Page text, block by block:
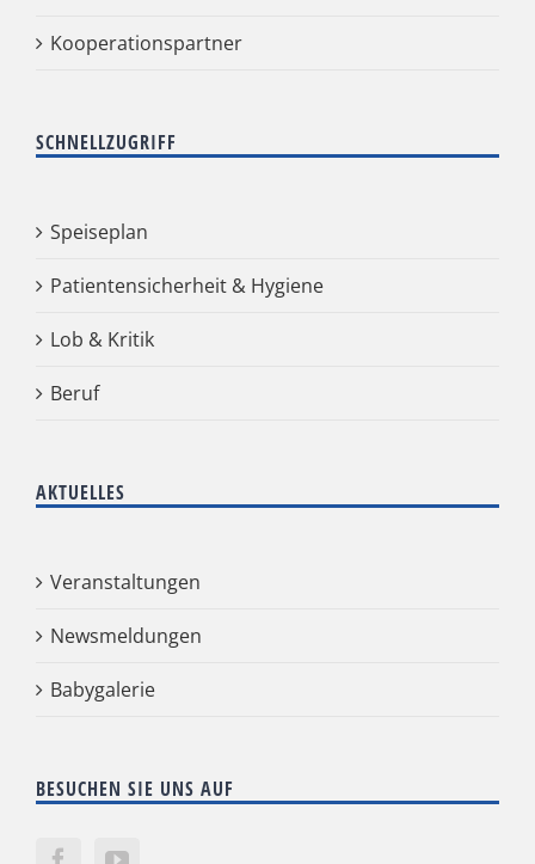
Kooperationspartner
SCHNELLZUGRIFF
Speiseplan
Patientensicherheit & Hygiene
Lob & Kritik
Beruf
AKTUELLES
Veranstaltungen
Newsmeldungen
Babygalerie
BESUCHEN SIE UNS AUF